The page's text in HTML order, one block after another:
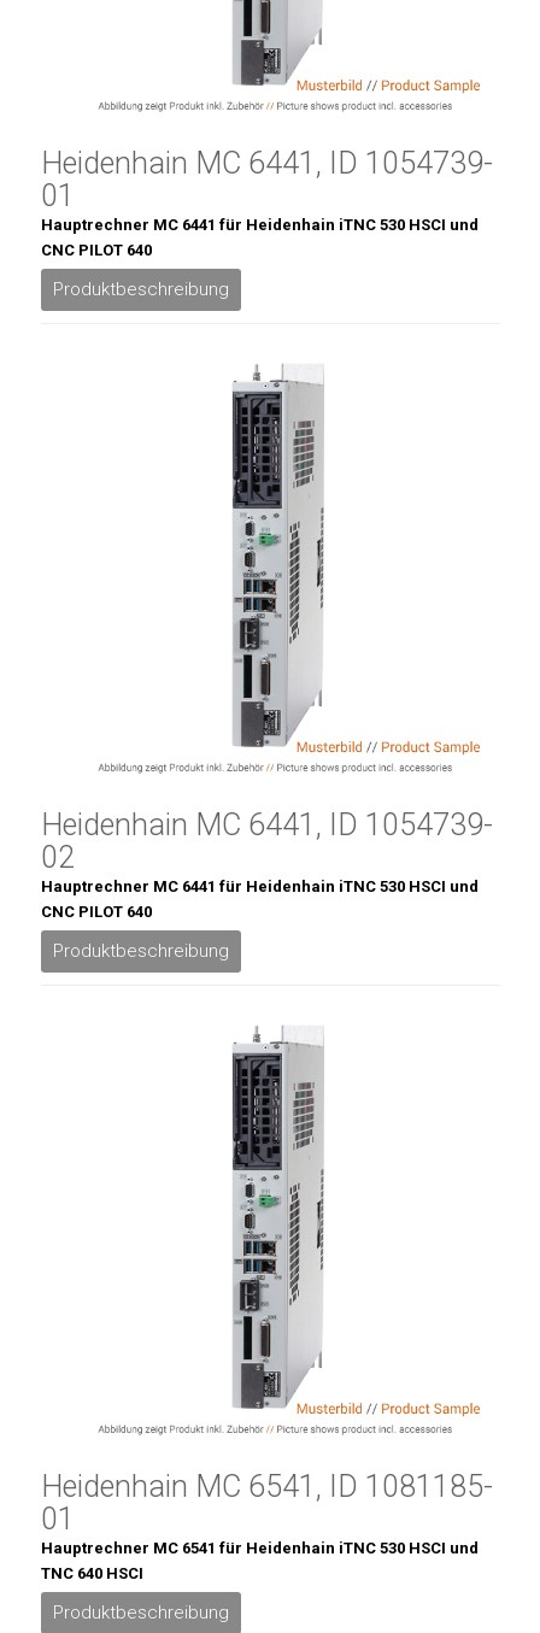
Heidenhain MC 6441, ID 1054739-
01
Hauptrechner MC 6441 für Heidenhain iTNC 530 HSCI und
CNC PILOT 640
Produktbeschreibung
Heidenhain MC 6441, ID 1054739-
02
Hauptrechner MC 6441 für Heidenhain iTNC 530 HSCI und
CNC PILOT 640
Produktbeschreibung
Heidenhain MC 6541, ID 1081185-
01
Hauptrechner MC 6541 für Heidenhain iTNC 530 HSCI und
TNC 640 HSCI
Produktbeschreibung